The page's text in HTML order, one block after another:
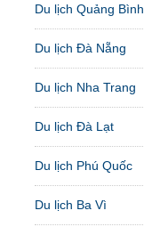
Du lịch Quảng Bình
Du lịch Đà Nẵng
Du lịch Nha Trang
Du lịch Đà Lạt
Du lịch Phú Quốc
Du lịch Ba Vì